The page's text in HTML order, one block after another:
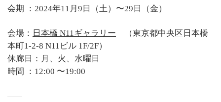
会期 ：2024年11月9日（土）〜29日（金）
会場： 日本橋 N11ギャラリー （東京都中央区日本橋
本町1-2-8 N11ビル 1F/2F）
休廊日：月、火、水曜日
時間 ：12:00 〜19:00